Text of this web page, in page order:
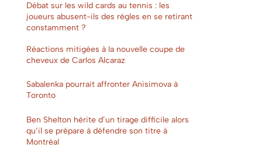
Débat sur les wild cards au tennis : les
joueurs abusent-ils des règles en se retirant
constamment ?
Réactions mitigées à la nouvelle coupe de
cheveux de Carlos Alcaraz
Sabalenka pourrait affronter Anisimova à
Toronto
Ben Shelton hérite d’un tirage difficile alors
qu’il se prépare à défendre son titre à
Montréal